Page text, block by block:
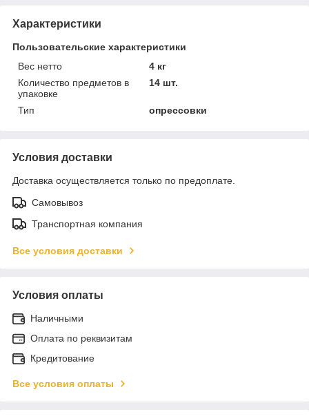
Характеристики
Пользовательские характеристики
Вес нетто
4 кг
Количество предметов в
упаковке
14 шт.
Тип опрессовки
Условия доставки
Доставка осуществляется только по предоплате.
Самовывоз
Транспортная компания
Все условия доставки
Условия оплаты
Наличными
Оплата по реквизитам
Кредитование
Все условия оплаты